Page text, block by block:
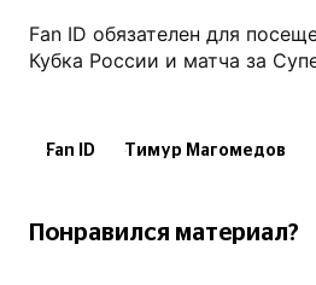
Fan ID обязателен для
Кубка России и матча за
Fan ID Тимур Магомедов
Понравился материал?